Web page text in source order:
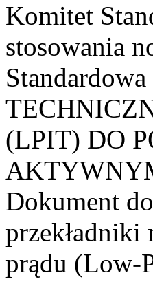
Komitet
stosowania
(LPIT) DO
Dokument
przekładniki
prądu (Low-